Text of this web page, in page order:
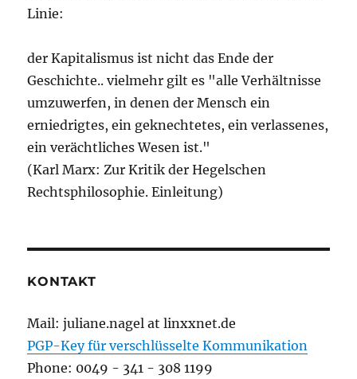
Linie:
der Kapitalismus ist nicht das Ende der
Geschichte.. vielmehr gilt es "alle Verhältnisse
umzuwerfen, in denen der Mensch ein
erniedrigtes, ein geknechtetes, ein verlassenes,
ein verächtliches Wesen ist."
(Karl Marx: Zur Kritik der Hegelschen
Rechtsphilosophie. Einleitung)
KONTAKT
Mail: juliane.nagel at linxxnet.de
PGP-Key für verschlüsselte Kommunikation
Phone: 0049 - 341 - 308 1199